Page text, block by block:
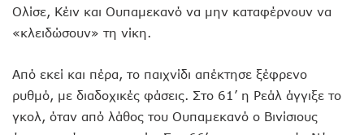
Ολίσε, Κέιν και Ουπαμεκανό να μην καταφέρνουν να
«κλειδώσουν» τη νίκη.
Από εκεί και πέρα, το παιχνίδι απέκτησε ξέφρενο
ρυθμό, με διαδοχικές φάσεις. Στο 61’ η Ρεάλ άγγιξε το
γκολ, όταν από λάθος του Ουπαμεκανό ο Βινίσιους